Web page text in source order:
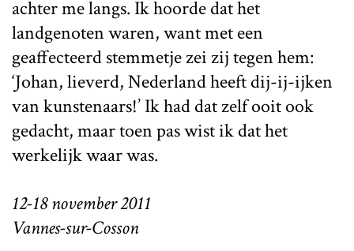
achter me langs. Ik hoorde dat het
landgenoten waren, want met een
geaffecteerd stemmetje zei zij tegen hem:
‘Johan, lieverd, Nederland heeft dij-ij-ijken
van kunstenaars!’ Ik had dat zelf ooit ook
gedacht, maar toen pas wist ik dat het
werkelijk waar was.
12-18 november 2011
Vannes-sur-Cosson